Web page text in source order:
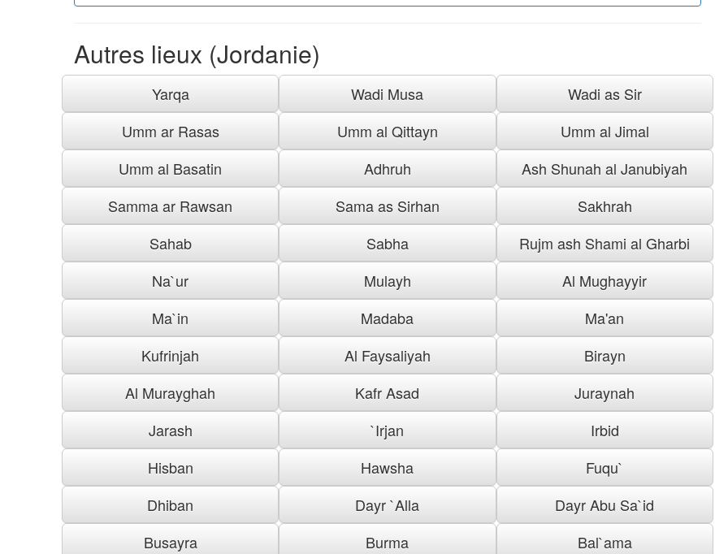
Autres lieux (Jordanie)
Yarqa Wadi Musa
Wadi as Sir
Umm ar Rasas
Umm al Qittayn
Umm al Jimal
Umm al Basatin
Adhruh
Ash Shunah al Janubiyah
Samma ar Rawsan
Sama as Sirhan
Sakhrah
Sahab
Sabha
Rujm ash Shami al Gharbi
Na`ur
Mulayh
Al Mughayyir
Ma`in
Madaba
Ma'an
Kufrinjah
Al Faysaliyah
Birayn
Al Murayghah
Kafr Asad
Juraynah
Jarash
`Irjan
Irbid
Hisban
Hawsha
Fuqu`
Dhiban
Dayr `Alla
Dayr Abu Sa`id
Busayra
Burma Bal`ama